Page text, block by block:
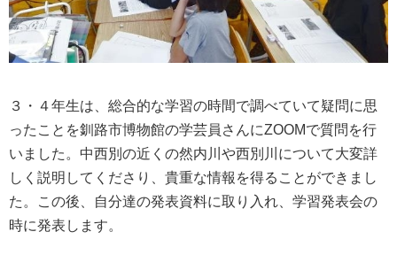
３・４年生は、総合的な学習の時間で調べていて疑問に思
ったことを釧路市博物館の学芸員さんにZOOMで質問を行
いました。中西別の近くの然内川や西別川について大変詳
しく説明してくださり、貴重な情報を得ることができまし
た。この後、自分達の発表資料に取り入れ、学習発表会の
時に発表します。